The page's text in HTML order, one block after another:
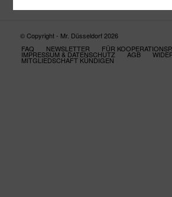
© Copyright - Mr. Düsseldorf 2026
FAQ
NEWSLETTER FÜR
IMPRESSUM & DATENSCHUTZ AGB
MITGLIEDSCHAFT KÜNDIGEN